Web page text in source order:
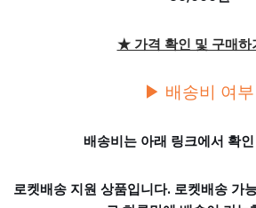
★ 가격 확인 및 구매
▶ 배송비 여부
배송비는 아래 링크에서 확
로켓배송 지원 상품입니다. 로켓배송 가